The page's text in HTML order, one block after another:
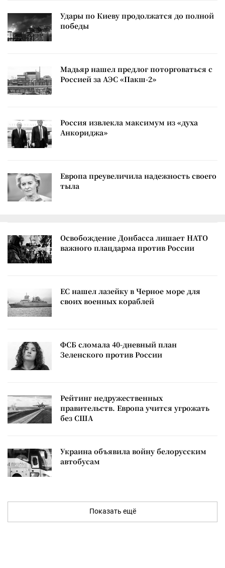
Удары по Киеву продолжатся до полной
победы
Мадьяр нашел предлог поторговаться с
Россией за АЭС «Пакш-2»
Россия извлекла максимум из «духа
Анкориджа»
Европа преувеличила надежность своего
тыла
Освобождение Донбасса лишает НАТО
важного плацдарма против России
ЕС нашел лазейку в Черное море для
своих военных кораблей
ФСБ сломала 40-дневный план
Зеленского против России
Рейтинг недружественных
правительств. Европа учится угрожать
без США
Украина объявила войну белорусским
автобусам
Показать ещё